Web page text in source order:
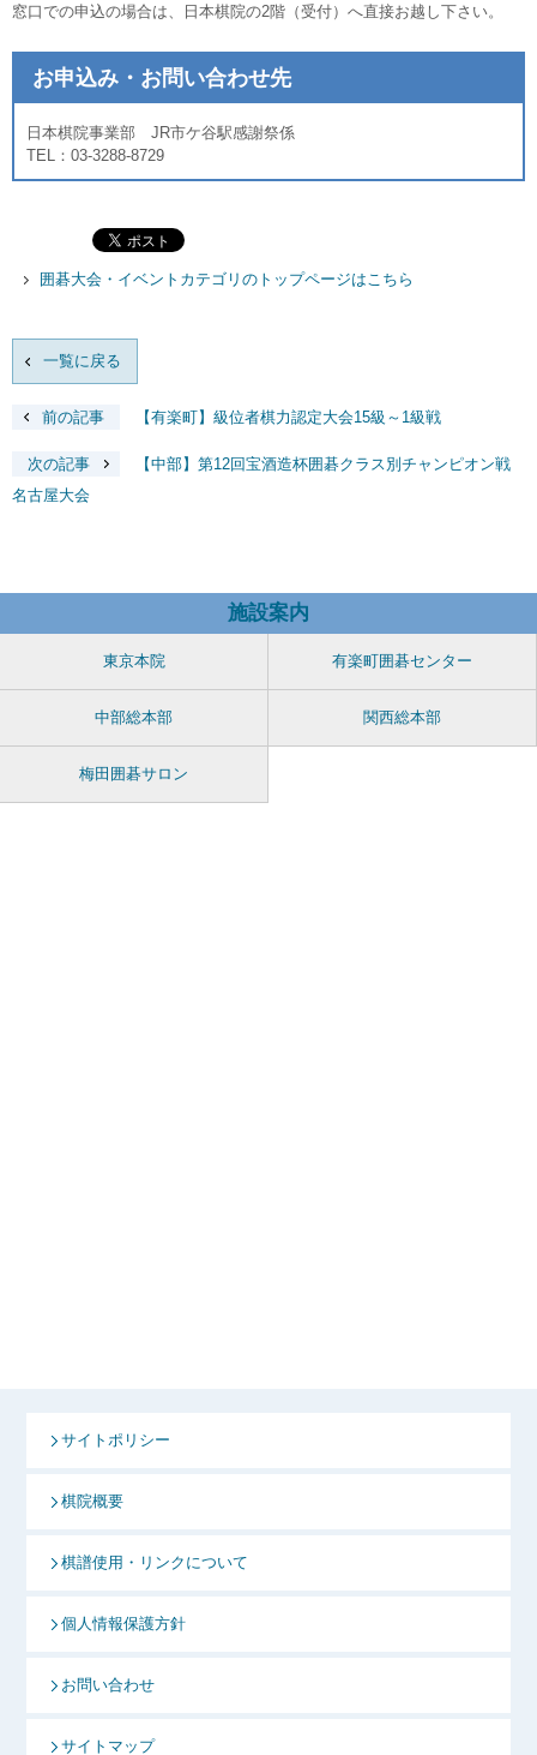
窓口での申込の場合は、日本棋院の2階（受付）へ直接お越し下さい。
お申込み・お問い合わせ先
日本棋院事業部 JR市ケ谷駅感謝祭係
TEL：03-3288-8729
囲碁大会・イベントカテゴリのトップページはこちら
一覧に戻る
前の記事 【有楽町】級位者棋力認定大会15級～1級戦
次の記事
【中部】第12回宝酒造杯囲碁クラス別チャンピオン戦
名古屋大会
施設案内
東京本院 有楽町囲碁センター
中部総本部 関西総本部
梅田囲碁サロン
サイトポリシー
棋院概要
棋譜使用・リンクについて
個人情報保護方針
お問い合わせ
サイトマップ